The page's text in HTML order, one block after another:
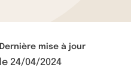
Dernière mise à jour
le 24/04/2024